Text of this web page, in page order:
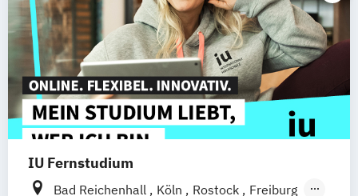
IU Fernstudium
Bad Reichenhall Köln Rostock
Freiburg